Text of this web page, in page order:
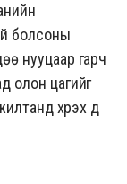
болсоны
нууцаар гарч
олон цагийг
хүрэх үүд